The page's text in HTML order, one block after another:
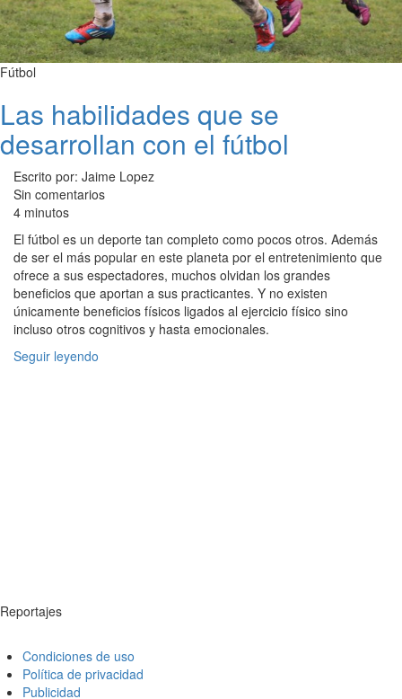
Fútbol
Las habilidades que se
desarrollan con el fútbol
Escrito por: Jaime Lopez
Sin comentarios
4 minutos
El fútbol es un deporte tan completo como pocos otros. Además
de ser el más popular en este planeta por el entretenimiento que
ofrece a sus espectadores, muchos olvidan los grandes
beneficios que aportan a sus practicantes. Y no existen
únicamente beneficios físicos ligados al ejercicio físico sino
incluso otros cognitivos y hasta emocionales.
Seguir leyendo
Reportajes
Condiciones de uso
Política de privacidad
Publicidad